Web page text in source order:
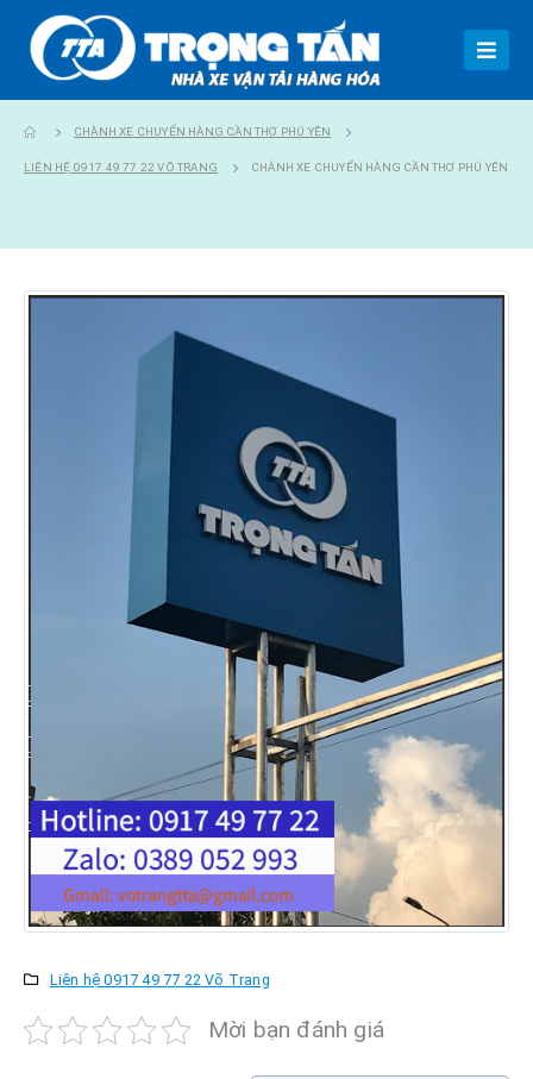
CHÀNH XE CHUYỂN HÀNG CẦN THƠ PHÚ YÊN
LIÊN HỆ 0917 49 77 22 VÕ TRANG CHÀNH XE CHUYỂN HÀNG CẦN THƠ PHÚ YÊN
Liên hệ 0917 49 77 22 Võ Trang
Mời bạn đánh giá